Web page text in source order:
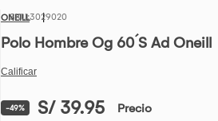
ONEILL3029020
Polo Hombre Og 60´S Ad Oneill
-49% S/ 39.95 Precio